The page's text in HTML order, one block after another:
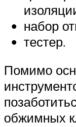
набор
тестер.
Помимо
обжимных